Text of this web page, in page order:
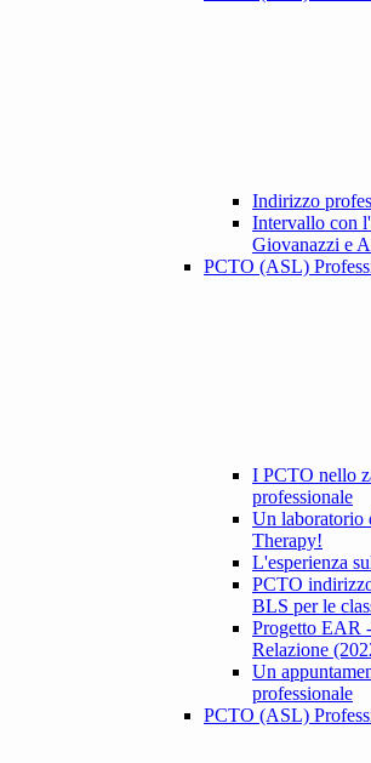
Indirizzo
Intervallo con
Giovanazzi e
PCTO (ASL)
I PCTO nello
professionale
Un laboratorio
Therapy!
L'esperienza
PCTO
BLS per le
Progetto EAR
Relazione
Un
professionale
PCTO (ASL)